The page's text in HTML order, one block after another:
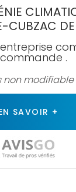
CUBZAC
.
non modifiable
SAVOIR +